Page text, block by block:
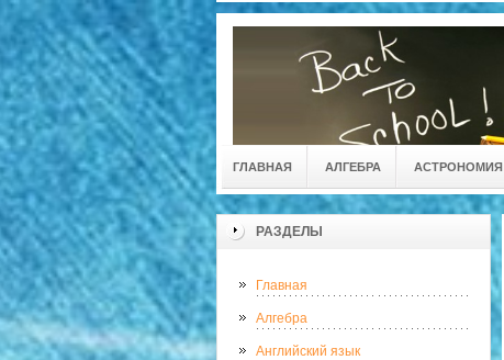
ГЛАВНАЯ АЛГЕБРА АСТРОНОМИЯ
РАЗДЕЛЫ
Главная
Алгебра
Английский язык